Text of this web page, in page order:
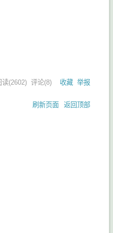
读(2602) 评论(8) 收藏 举报
刷新页面 返回顶部